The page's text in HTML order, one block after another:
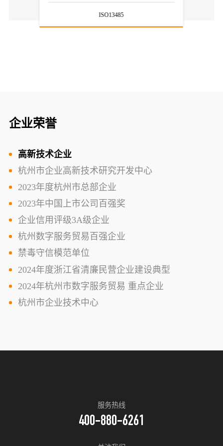
ISO13485
企业荣誉
高新技术企业
杭州市企业高新技术研究开发中心
2023年度杭州市总部企业
2023年中国上市公司百强奖
企业信用评级3A级企业
杭州数字服务贸易百强企业
禁毒守信模范单位
2024年度浙江省清廉民营企业建设典型
2024年杭州市数字服务贸易 重点企业
杭州市企业技术中心
服务热线
400-880-6261